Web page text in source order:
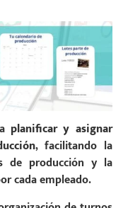
planificar y asignar
, facilitando la
de producción y la
cada empleado.